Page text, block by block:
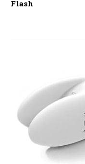
Flash